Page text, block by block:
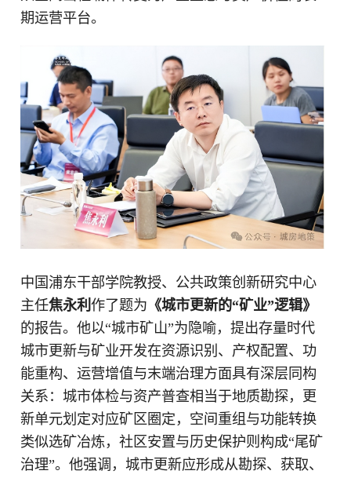
期运营平台。
中国浦东干部学院教授、公共政策创新研究中心
主任焦永利 作了题为 《城市更新的“矿业”逻辑》
的报告。他以“城市矿山”为隐喻，提出存量时代
城市更新与矿业开发在资源识别、产权配置、功
能重构、运营增值与末端治理方面具有深层同构
关系：城市体检与资产普查相当于地质勘探，更
新单元划定对应矿区圈定，空间重组与功能转换
类似选矿冶炼，社区安置与历史保护则构成“尾矿
治理”。他强调，城市更新应形成从勘探、获取、